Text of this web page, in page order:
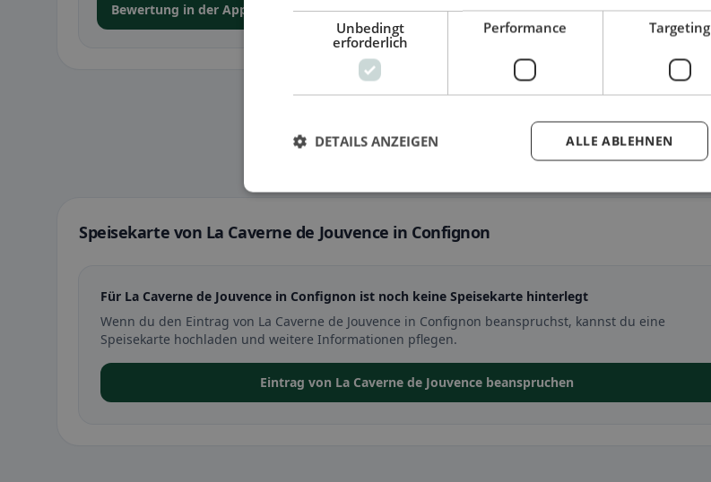
Bewertung in der App abgeben
Speisekarte von La Caverne de Jouvence in Confignon
Für La Caverne de Jouvence in Confignon ist noch keine Speisekarte hinterlegt
Wenn du den Eintrag von La Caverne de Jouvence in Confignon beanspruchst, kannst du eine
Speisekarte hochladen und weitere Informationen pflegen.
Eintrag von La Caverne de Jouvence beanspruchen
Unbedingt
erforderlich
Performance Targeting
ALLE ABLEHNEN
DETAILS ANZEIGEN